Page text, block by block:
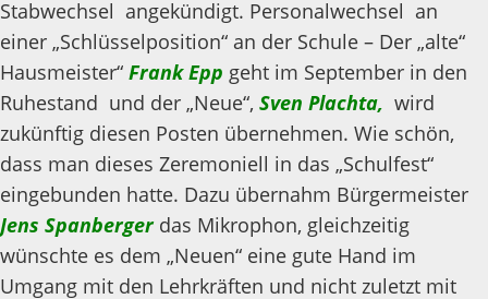
Stabwechsel angekündigt. Personalwechsel an
einer „Schlüsselposition“ an der Schule – Der „alte“
Hausmeister“ Frank Epp geht im September in den
Ruhestand und der „Neue“, Sven Plachta, wird
zukünftig diesen Posten übernehmen. Wie schön,
dass man dieses Zeremoniell in das „Schulfest“
eingebunden hatte. Dazu übernahm Bürgermeister
Jens Spanbergerdas Mikrophon, gleichzeitig
wünschte es dem „Neuen“ eine gute Hand im
Umgang mit den Lehrkräften und nicht zuletzt mit